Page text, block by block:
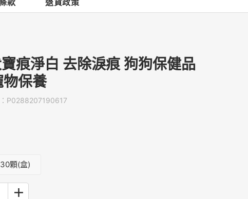
款 退貨政策
痕淨白 去除淚痕 狗狗保健品
物保養
P0288207190617
30顆(盒)